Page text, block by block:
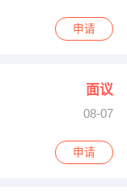
申请
面议
08-07
申请